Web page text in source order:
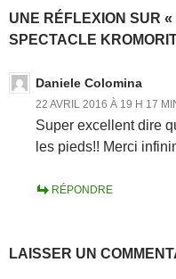
UNE RÉFLEXION SUR
SPECTACLE
Daniele Colomina
22 AVRIL 2016 À 19 H 17
Super excellent dire
les pieds!! Merci
RÉPONDRE
LAISSER UN